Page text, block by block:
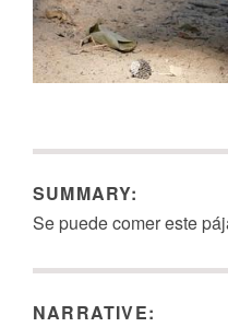
SUMMARY:
Se puede comer este
NARRATIVE: